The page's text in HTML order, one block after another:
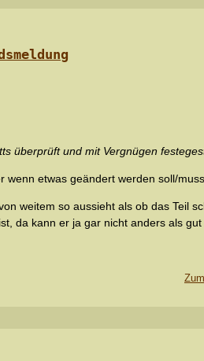
überprüft und mit Vergnügen
etwas geändert werden soll/
weitem so aussieht als ob das Teil
da kann er ja gar nicht anders als